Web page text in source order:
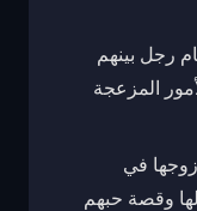
رجل بينهم
المزعجة
زوجها في
وقصة حبهم